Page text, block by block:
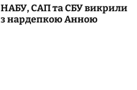
НАБУ, САП та СБУ викрили
з нардепкою Анною